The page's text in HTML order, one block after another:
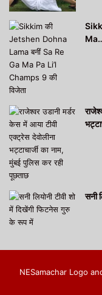
सनी
NESamachar Logo